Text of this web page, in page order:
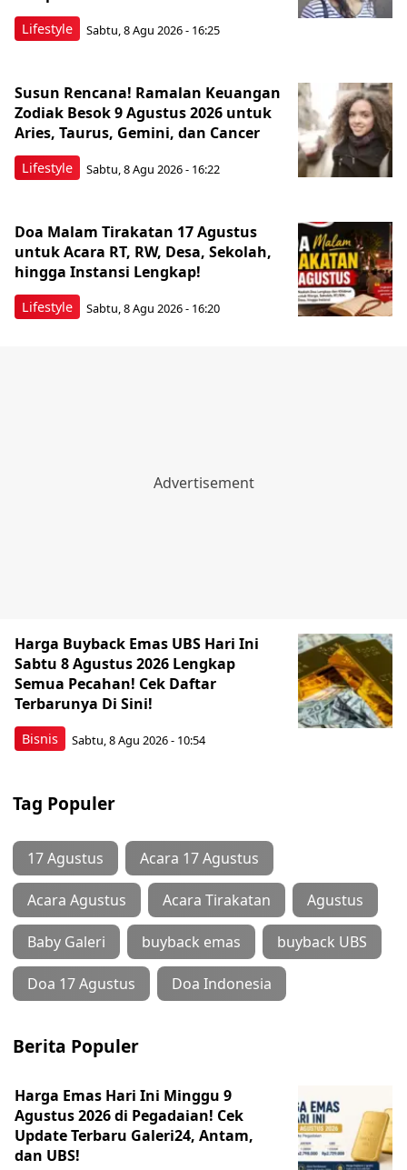
Lifestyle Sabtu, 8 Agu 2026 - 16:25
Lifestyle
Susun Rencana! Ramalan Keuangan
Zodiak Besok 9 Agustus 2026 untuk
Aries, Taurus, Gemini, dan Cancer
Sabtu, 8 Agu 2026 - 16:22
Lifestyle
Doa Malam Tirakatan 17 Agustus
untuk Acara RT, RW, Desa, Sekolah,
hingga Instansi Lengkap!
Sabtu, 8 Agu 2026 - 16:20
Bisnis
Harga Buyback Emas UBS Hari Ini
Sabtu 8 Agustus 2026 Lengkap
Semua Pecahan! Cek Daftar
Terbarunya Di Sini!
Sabtu, 8 Agu 2026 - 10:54
Tag Populer
17 Agustus Acara 17 Agustus
Acara Agustus Acara Tirakatan Agustus
Baby Galeri buyback emas buyback UBS
Doa 17 Agustus Doa Indonesia
Berita Populer
Harga Emas Hari Ini Minggu 9
Agustus 2026 di Pegadaian! Cek
Update Terbaru Galeri24, Antam,
dan UBS!